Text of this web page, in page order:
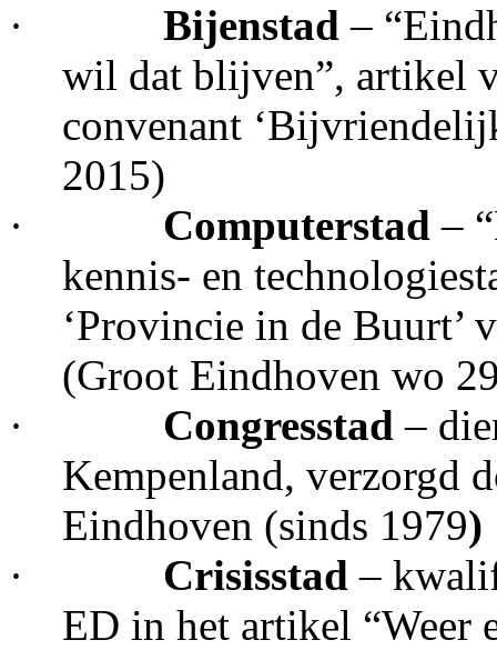
· Bijenstad–
wil dat blijven”, artikel
convenant
2015)
·
Computerstad–
kennis- en
‘Provincie in de Buurt’
(Groot Eindhoven wo
·
Congresstad–
Kempenland, verzorgd
Eindhoven (sinds 1979)
·
Crisisstad–
ED in het artikel “Weer